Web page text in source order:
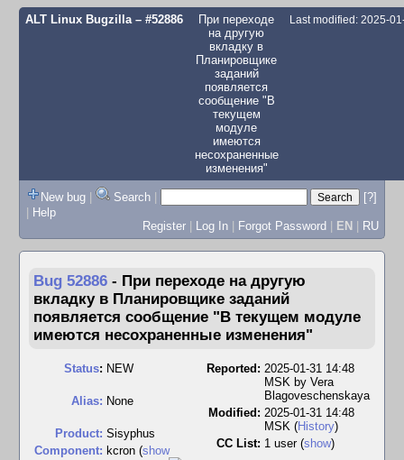
ALT Linux Bugzilla– #52886
При переходе
на другую
вкладку в
Планировщике
заданий
появляется
сообщение "В
текущем
модуле
имеются
несохраненные
изменения"
Last modified: 2025-
New bug | Search |
[?]
| Help
Register | Log In | Forgot Password | EN | RU
Bug 52886 - При переходе на другую
вкладку в Планировщике заданий
появляется сообщение "В текущем модуле
имеются несохраненные изменения"
Status: NEW
Alias: None
Product: Sisyphus
Component: kcron (show
Reported: 2025-01-31 14:48
MSK by Vera
Blagoveschenskaya
Modified: 2025-01-31 14:48
MSK (History)
CC List: 1 user (show)